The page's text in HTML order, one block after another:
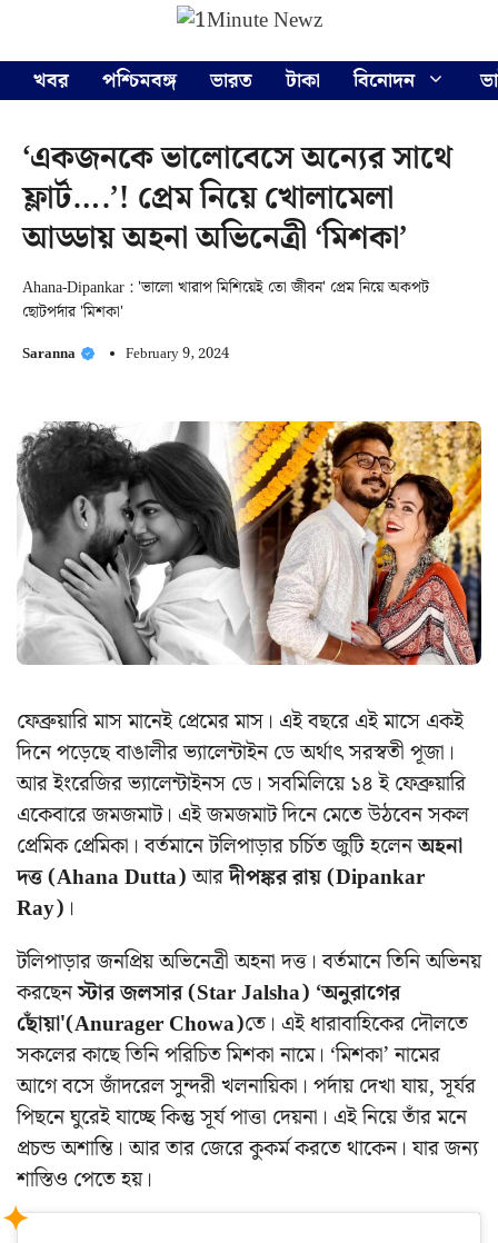
content
খবর
পশ্চিমবঙ্গ ভারত টাকা বিনোদন
‘একজনকে ভালোবেসে অন্যের সাথে
ফ্লার্ট….’! প্রেম নিয়ে খোলামেলা
আড্ডায় অহনা অভিনেত্রী ‘মিশকা’
Ahana-Dipankar : 'ভালো খারাপ মিশিয়েই তো জীবন' প্রেম নিয়ে অকপট
ছোটপর্দার 'মিশকা'
Saranna February 9, 2024
ফেব্রুয়ারি মাস মানেই প্রেমের মাস। এই বছরে এই মাসে একই
দিনে পড়েছে বাঙালীর ভ্যালেন্টাইন ডে অর্থাৎ সরস্বতী পূজা।
আর ইংরেজির ভ্যালেন্টাইনস ডে। সবমিলিয়ে ১৪ ই ফেব্রুয়ারি
একেবারে জমজমাট। এই জমজমাট দিনে মেতে উঠবেন সকল
প্রেমিক প্রেমিকা। বর্তমানে টলিপাড়ার চর্চিত জুটি হলেনঅহনা
দত্ত (Ahana Dutta)আরদীপঙ্কর রায় (Dipankar
Ray) ।
টলিপাড়ার জনপ্রিয় অভিনেত্রী অহনা দত্ত। বর্তমানে তিনি অভিনয়
করছেনস্টার জলসার (Star Jalsha) ‘অনুরাগের
ছোঁয়া'(Anurager Chowa)তে। এই ধারাবাহিকের দৌলতে
সকলের কাছে তিনি পরিচিত মিশকা নামে। ‘মিশকা’ নামের
আগে বসে জাঁদরেল সুন্দরী খলনায়িকা। পর্দায় দেখা যায়, সূর্যর
পিছনে ঘুরেই যাচ্ছে কিন্তু সূর্য পাত্তা দেয়না। এই নিয়ে তাঁর মনে
প্রচন্ড অশান্তি। আর তার জেরে কুকর্ম করতে থাকেন। যার জন্য
শাস্তিও পেতে হয়।